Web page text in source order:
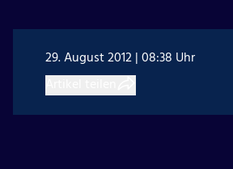
29. August 2012 | 08:38 Uhr